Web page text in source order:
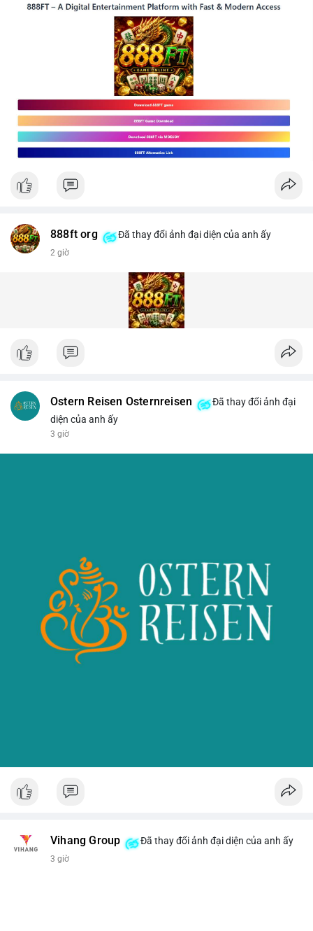
888ft org Đã thay đổi ảnh đại diện của anh ấy
2 giờ
Ostern Reisen Osternreisen
Đã thay đổi ảnh đại
diện của anh ấy
3 giờ
Vihang Group Đã thay đổi ảnh đại diện của anh ấy
3 giờ